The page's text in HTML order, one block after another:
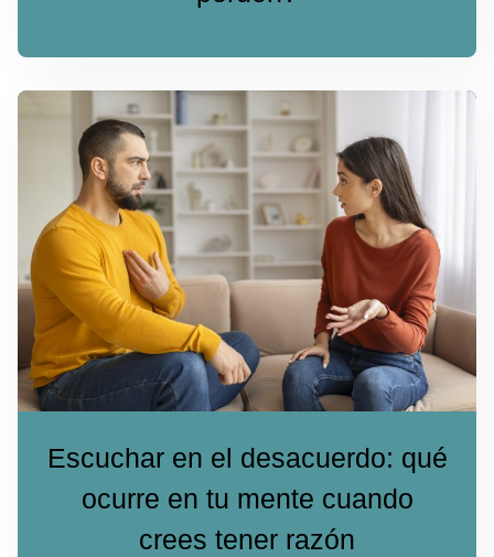
Escuchar en el desacuerdo: qué
ocurre en tu mente cuando
crees tener razón